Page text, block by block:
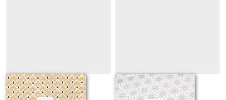
235 or 378 argenté